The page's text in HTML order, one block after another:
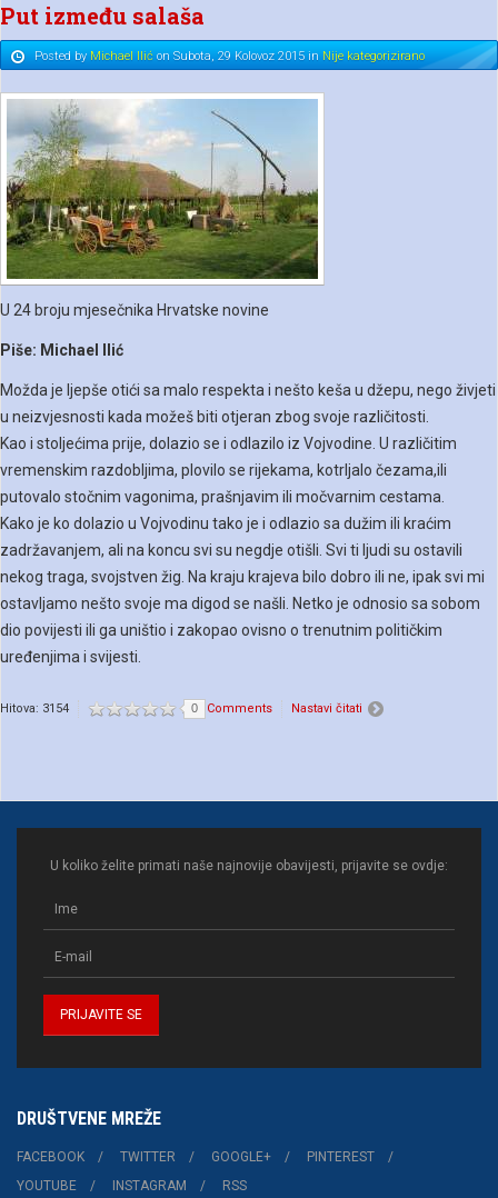
Put između salaša
Posted by Michael Ilić onSubota, 29 Kolovoz 2015 in Nije kategorizirano
U 24 broju mjesečnika Hrvatske novine
Piše: Michael Ilić
Možda je ljepše otići sa malo respekta i nešto keša u džepu, nego živjeti
u neizvjesnosti kada možeš biti otjeran zbog svoje različitosti.
Kao i stoljećima prije, dolazio se i odlazilo iz Vojvodine. U različitim
vremenskim razdobljima, plovilo se rijekama, kotrljalo čezama,ili
putovalo stočnim vagonima, prašnjavim ili močvarnim cestama.
Kako je ko dolazio u Vojvodinu tako je i odlazio sa dužim ili kraćim
zadržavanjem, ali na koncu svi su negdje otišli. Svi ti ljudi su ostavili
nekog traga, svojstven žig. Na kraju krajeva bilo dobro ili ne, ipak svi mi
ostavljamo nešto svoje ma digod se našli. Netko je odnosio sa sobom
dio povijesti ili ga uništio i zakopao ovisno o trenutnim političkim
uređenjima i svijesti.
Comments Nastavi čitati
Hitova: 3154 0
U koliko želite primati naše najnovije obavijesti, prijavite se ovdje:
DRUŠTVENE MREŽE
FACEBOOK TWITTER GOOGLE+
PINTEREST
YOUTUBE
INSTAGRAM RSS